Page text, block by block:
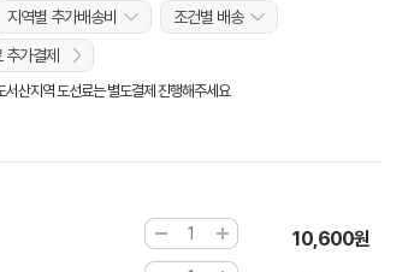
지역별 추가배송비
조건별 배송
가결제
서산지역 도선료는 별도결제 진행해주세요
10,600원